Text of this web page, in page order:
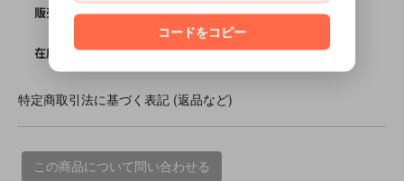
販売価格 SOLD OUT
在庫数 0
特定商取引法に基づく表記 (返品など)
この商品について問い合わせる
コードをコピー